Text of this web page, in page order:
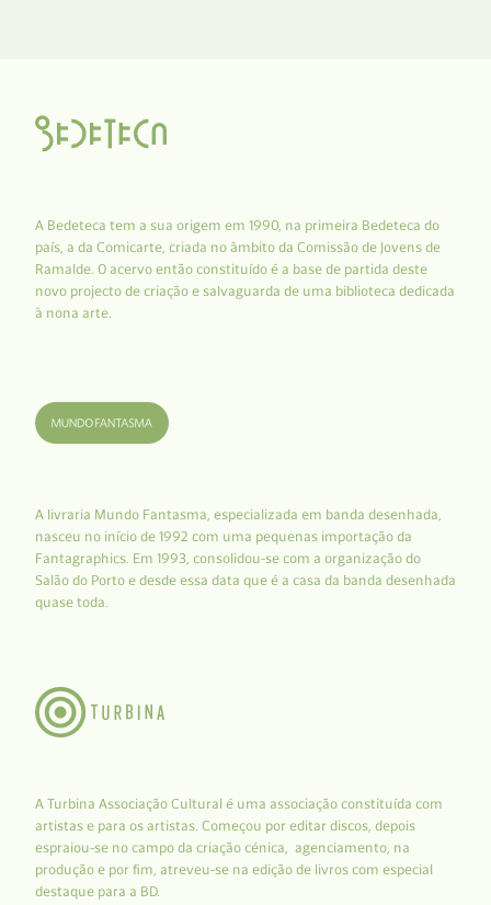
A Bedeteca tem a sua origem em 1990, na primeira Bedeteca do
país, a da Comicarte, criada no âmbito da Comissão de Jovens de
Ramalde. O acervo então constituído é a base de partida deste
novo projecto de criação e salvaguarda de uma biblioteca dedicada
à nona arte.
A livraria Mundo Fantasma, especializada em banda desenhada,
nasceu no início de 1992 com uma pequenas importação da
Fantagraphics. Em 1993, consolidou-se com a organização do
Salão do Porto e desde essa data que é a casa da banda desenhada
quase toda.
A Turbina Associação Cultural é uma associação constituída com
artistas e para os artistas. Começou por editar discos, depois
espraiou-se no campo da criação cénica, agenciamento, na
produção e por fim, atreveu-se na edição de livros com especial
destaque para a BD.